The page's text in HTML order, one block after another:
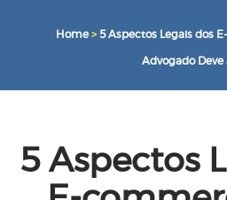
Home > 5 Aspectos Legais dos
Advogado Deve
5 Aspectos